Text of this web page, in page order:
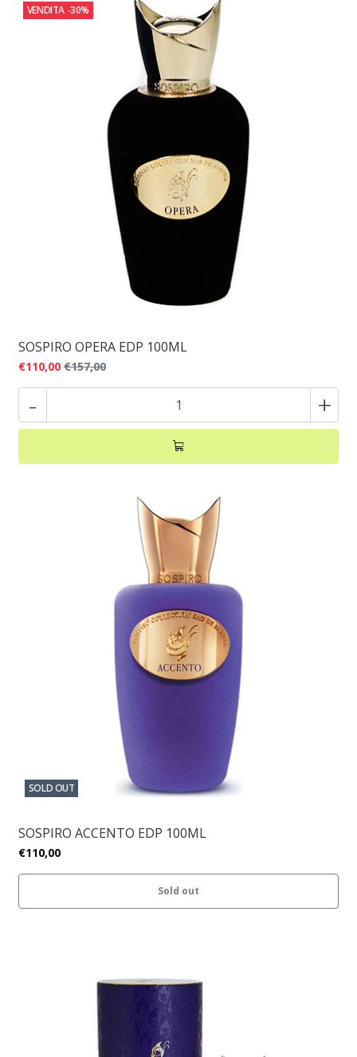
VENDITA -30%
SOSPIRO OPERA EDP 100ML
€110,00 €157,00
- +
SOLD OUT
SOSPIRO ACCENTO EDP 100ML
€110,00
Sold out